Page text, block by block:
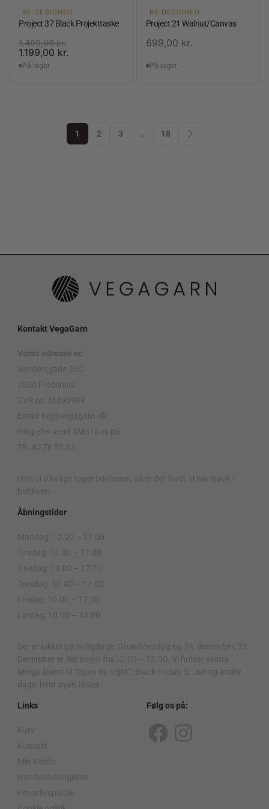
RE:DESIGNED
Project 37 Black Projekttaske
1.499,00kr.
1.199,00 kr.
På lager
RE:DESIGNED
Project 21 Walnut/Canvas
699,00 kr.
På lager
1 2 3 … 18
Kontakt VegaGarn
Vores adresse er:
Vendersgade 26C
7000 Fredericia
CVR nr. 36593989
Email: hej@vegagarn.dk
Ring eller send SMS til os på:
Tlf. 40 76 53 63
Hvis vi ikke lige tager telefonen, så er det fordi, vi har travlt i
butikken.
Åbningstider
Mandag: 10.00 – 17.00
Tirsdag: 10.00 – 17.00
Onsdag: 10.00 – 17.00
Torsdag: 10.00 – 17.00
Fredag: 10.00 – 17.00
Lørdag: 10.00 – 14.00
Der er lukket på helligdage, Grundlovsdag og 24. december. 31.
December er der åbent fra 10.00 – 13.00. Vi holder ekstra
længe åbent til “Open by night”, Black Friday, 5. Juli og andre
dage, hvor byen fester.
Links
Kurv
Kontakt
Min Konto
Handelsbetingelser
Privatlivspolitik
Følg os på:
F
I